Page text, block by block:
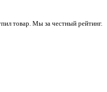
товар. Мы за честный рейтинг.